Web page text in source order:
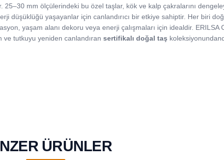
25–30 mm ölçülerindeki bu özel taşlar, kök ve kalp çakralarını
düşüklüğü yaşayanlar için canlandırıcı bir etkiye sahiptir. Her biri
yaşam alanı dekoru veya enerji çalışmaları için idealdir. ERILSA
tutkuyu yeniden canlandıran sertifikalı doğal taş
ÜRÜNLER